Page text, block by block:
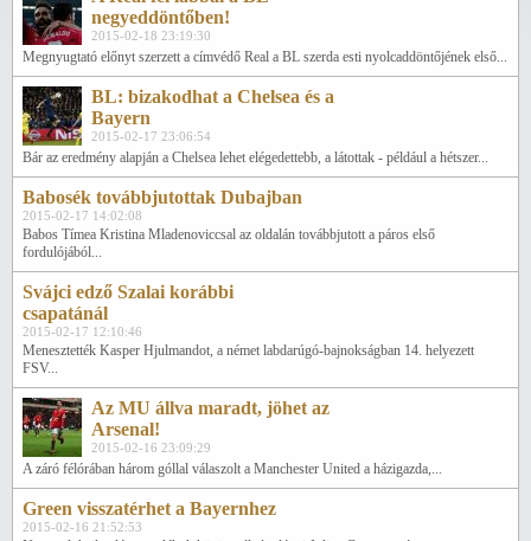
negyeddöntőben!
2015-02-18 23:19:30
Megnyugtató előnyt szerzett a címvédő Real a BL szerda esti nyolcaddöntőjének első...
BL: bizakodhat a Chelsea és a
Bayern
2015-02-17 23:06:54
Bár az eredmény alapján a Chelsea lehet elégedettebb, a látottak - például a hétszer...
Babosék továbbjutottak Dubajban
2015-02-17 14:02:08
Babos Tímea Kristina Mladenoviccsal az oldalán továbbjutott a páros első
fordulójából...
Svájci edző Szalai korábbi
csapatánál
2015-02-17 12:10:46
Menesztették Kasper Hjulmandot, a német labdarúgó-bajnokságban 14. helyezett
FSV...
Az MU állva maradt, jöhet az
Arsenal!
2015-02-16 23:09:29
A záró félórában három góllal válaszolt a Manchester United a házigazda,...
Green visszatérhet a Bayernhez
2015-02-16 21:52:53